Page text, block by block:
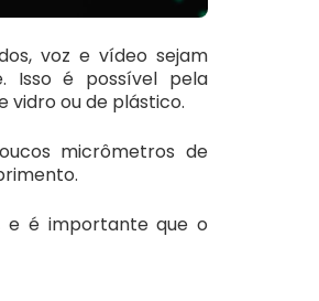
voz e vídeo sejam
Isso é possível pela
vidro ou de plástico.
micrômetros de
e é importante que o